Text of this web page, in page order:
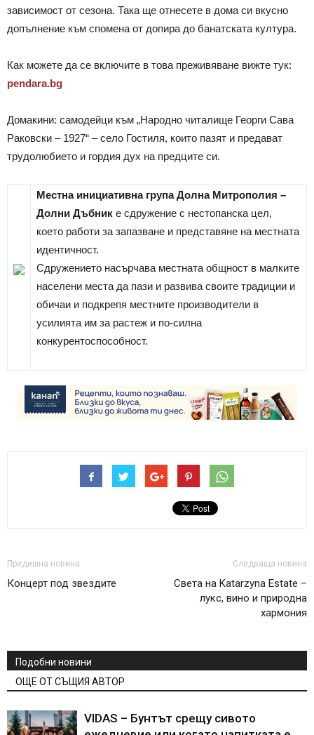
зависимост от сезона. Така ще отнесете в дома си вкусно
допълнение към спомена от допира до банатската култура.
Как можете да се включите в това преживяване вижте тук:
pendara.bg
Домакини: самодейци към „Народно читалище Георги Сава
Раковски – 1927“ – село Гостиля, които пазят и предават
трудолюбието и гордия дух на предците си.
Местна инициативна група Долна Митрополия –
Долни Дъбник е сдружение с нестопанска цел,
което работи за запазване и представяне на местната
идентичност.
Сдружението насърчава местната общност в малките
населени места да пази и развива своите традиции и
обичаи и подкрепя местните производители в
усилията им за растеж и по-силна
конкурентоспособност.
Предишна новина
Концерт под звездите
Следваща новина
Света на Katarzyna Estate –
лукс, вино и природна
хармония
Подобни новини
ОЩЕ ОТ СЪЩИЯ АВТОР
VIDAS – Бунтът срещу сивото